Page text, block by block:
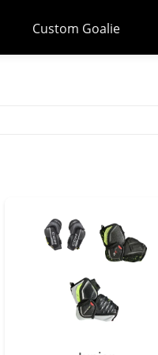
Custom Goalie